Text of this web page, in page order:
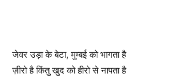
जेवर उड़ा के बेटा, मुम्बई को भागता है
ज़ीरो है किंतु खुद को हीरो से नापता है